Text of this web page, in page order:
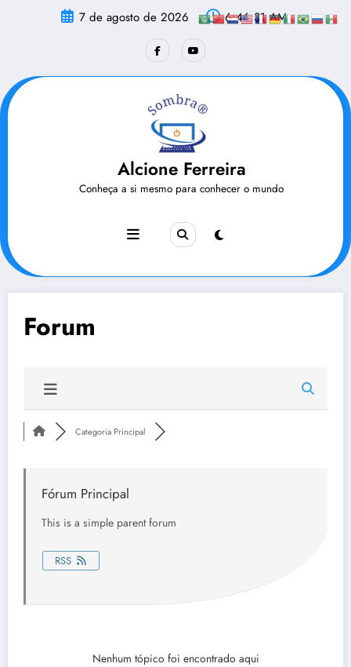
7 de agosto de 2026 6:46:31 AM
Alcione Ferreira
Conheça a si mesmo para conhecer o mundo
Forum
Categoria Principal
Fórum Principal
This is a simple parent forum
RSS
Nenhum tópico foi encontrado aqui